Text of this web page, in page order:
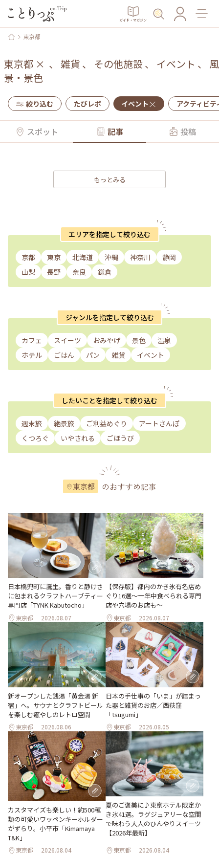
ガイド・マガジン
東京都
東京都 × 、 雑貨 、 その他施設、 イベント 、 風
景・景色
絞り込む たびレポ イベント アクティビテ
スポット 記事 投稿
もっとみる
エリアを指定して絞り込む
京都 東京 北海道 沖縄 神奈川
静岡
山梨
長野 奈良 鎌倉
ジャンルを指定して絞り込む
カフェ スイーツ おみやげ 景色
温泉
ホテル
ごはん パン 雑貨 イベント
したいことを指定して絞り込む
週末旅 絶景旅 ご利益めぐり
アートさんぽ
くつろぐ
いやされる ごほうび
東京都 のおすすめ記事
日本橋兜町に誕生。香りと静けさ
に包まれるクラフトハーブティー
専門店「TYNK Kabutocho」
東京都 2026.08.07
【保存版】都内のかき氷有名店め
ぐり16選～一年中食べられる専門
店や穴場のお店も～
東京都 2026.08.07
新オープンした銭湯「黄金湯 新
宿」へ。サウナとクラフトビール
を楽しむ癒やしのレトロ空間
東京都 2026.08.06
日本の手仕事の「いま」が詰まっ
た器と雑貨のお店／西荻窪
「tsugumi」
東京都 2026.08.05
カスタマイズも楽しい！約500種
類の可愛いワッペンキーホルダー
がずらり。小平市「Kimamaya
T&K」
東京都 2026.08.04
夏のご褒美に♪東京ホテル限定か
き氷41選。ラグジュアリーな空間
で味わう大人のひんやりスイーツ
【2026年最新】
東京都 2026.08.04